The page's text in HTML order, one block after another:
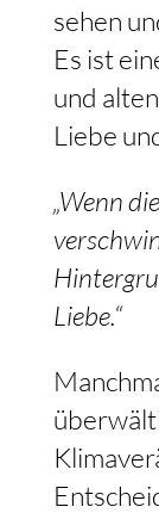
sehen
Es ist
und
Liebe
„Wenn
Liebe.“